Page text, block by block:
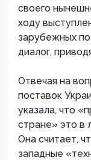
своего
ходу
зарубежных
диалог,
Отвечая на
поставок
указала, что
стране» это в
Она считает,
западные